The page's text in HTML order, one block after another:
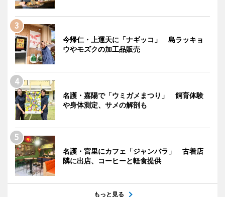
今帰仁・上運天に「ナギッコ」 島ラッキョ
ウやモズクの加工品販売
名護・嘉陽で「ウミガメまつり」 飼育体験
や身体測定、サメの解剖も
名護・宮里にカフェ「ジャンバラ」 古着店
隣に出店、コーヒーと軽食提供
もっと見る